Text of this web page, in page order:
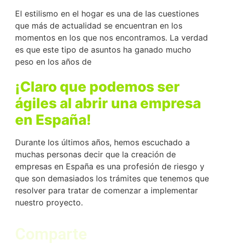
El estilismo en el hogar es una de las cuestiones
que más de actualidad se encuentran en los
momentos en los que nos encontramos. La verdad
es que este tipo de asuntos ha ganado mucho
peso en los años de
¡Claro que podemos ser
ágiles al abrir una empresa
en España!
Durante los últimos años, hemos escuchado a
muchas personas decir que la creación de
empresas en España es una profesión de riesgo y
que son demasiados los trámites que tenemos que
resolver para tratar de comenzar a implementar
nuestro proyecto.
Comparte